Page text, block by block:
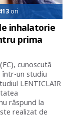
ori
inhalatorie
prima
cunoscută
într-un studiu
LENTICLAIR
răspund la
realizat de